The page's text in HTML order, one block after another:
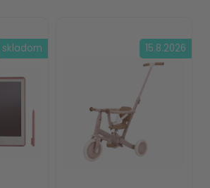
skladom 15.8.2026